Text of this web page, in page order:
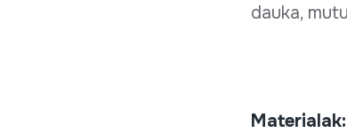
dauka,
Materialak: